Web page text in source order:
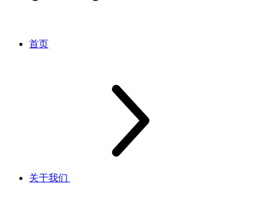
首页
关于我们